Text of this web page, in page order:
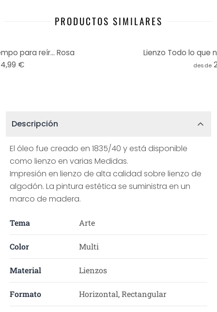
PRODUCTOS SIMILARES
para reír... Rosa
€
Lienzo Todo lo que
desde
Descripción
El óleo fue creado en 1835/40 y está disponible
como lienzo en varias Medidas.
Impresión en lienzo de alta calidad sobre lienzo de
algodón. La pintura estética se suministra en un
marco de madera.
Tema Arte
Color Multi
Material Lienzos
Formato Horizontal, Rectangular